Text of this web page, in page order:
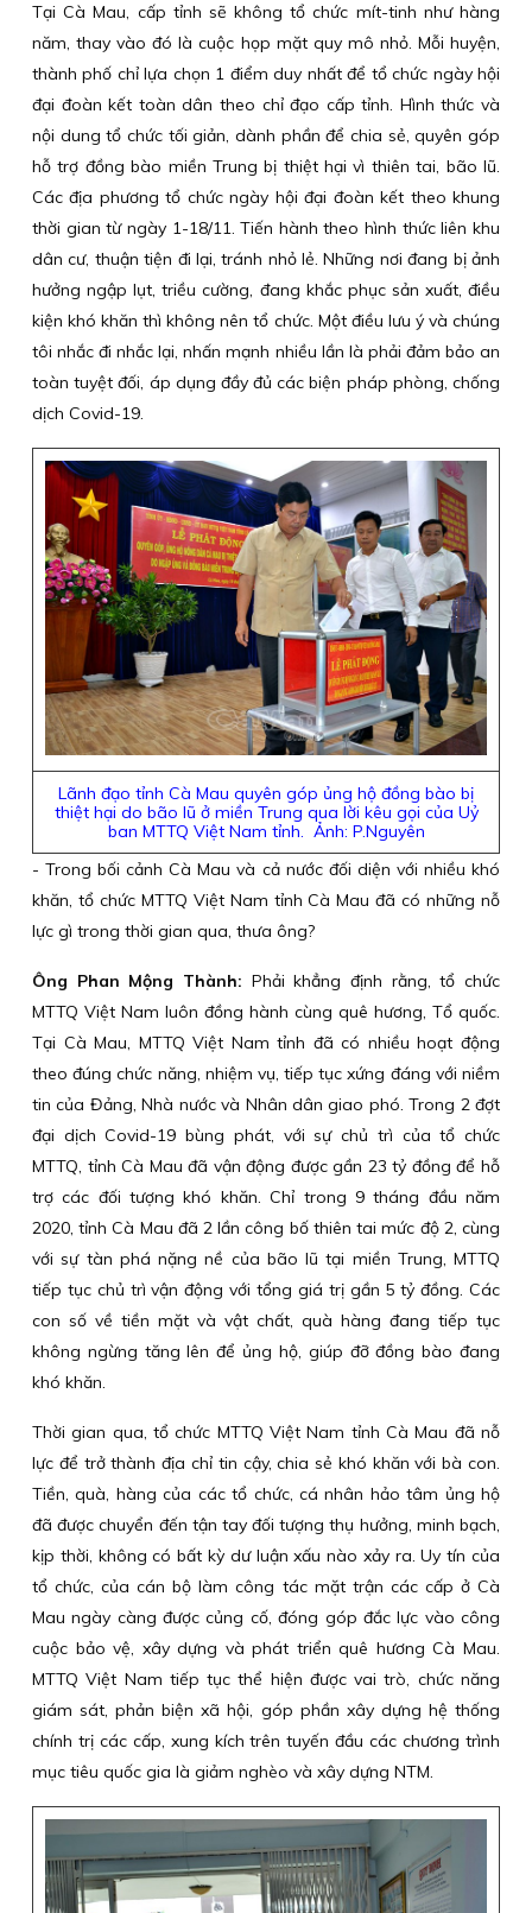
Tại Cà Mau, cấp tỉnh sẽ không tổ chức mít-tinh như hàng
năm, thay vào đó là cuộc họp mặt quy mô nhỏ. Mỗi huyện,
thành phố chỉ lựa chọn 1 điểm duy nhất để tổ chức ngày hội
đại đoàn kết toàn dân theo chỉ đạo cấp tỉnh. Hình thức và
nội dung tổ chức tối giản, dành phần để chia sẻ, quyên góp
hỗ trợ đồng bào miền Trung bị thiệt hại vì thiên tai, bão lũ.
Các địa phương tổ chức ngày hội đại đoàn kết theo khung
thời gian từ ngày 1-18/11. Tiến hành theo hình thức liên khu
dân cư, thuận tiện đi lại, tránh nhỏ lẻ. Những nơi đang bị ảnh
hưởng ngập lụt, triều cường, đang khắc phục sản xuất, điều
kiện khó khăn thì không nên tổ chức. Một điều lưu ý và chúng
tôi nhắc đi nhắc lại, nhấn mạnh nhiều lần là phải đảm bảo an
toàn tuyệt đối, áp dụng đầy đủ các biện pháp phòng, chống
dịch Covid-19.
Lãnh đạo tỉnh Cà Mau quyên góp ủng hộ đồng bào bị
thiệt hại do bão lũ ở miền Trung qua lời kêu gọi của Uỷ
ban MTTQ Việt Nam tỉnh. Ảnh: P.Nguyên
- Trong bối cảnh Cà Mau và cả nước đối diện với nhiều khó
khăn, tổ chức MTTQ Việt Nam tỉnh Cà Mau đã có những nỗ
lực gì trong thời gian qua, thưa ông?
Ông Phan Mộng Thành: Phải khẳng định rằng, tổ chức
MTTQ Việt Nam luôn đồng hành cùng quê hương, Tổ quốc.
Tại Cà Mau, MTTQ Việt Nam tỉnh đã có nhiều hoạt động
theo đúng chức năng, nhiệm vụ, tiếp tục xứng đáng với niềm
tin của Đảng, Nhà nước và Nhân dân giao phó. Trong 2 đợt
đại dịch Covid-19 bùng phát, với sự chủ trì của tổ chức
MTTQ, tỉnh Cà Mau đã vận động được gần 23 tỷ đồng để hỗ
trợ các đối tượng khó khăn. Chỉ trong 9 tháng đầu năm
2020, tỉnh Cà Mau đã 2 lần công bố thiên tai mức độ 2, cùng
với sự tàn phá nặng nề của bão lũ tại miền Trung, MTTQ
tiếp tục chủ trì vận động với tổng giá trị gần 5 tỷ đồng. Các
con số về tiền mặt và vật chất, quà hàng đang tiếp tục
không ngừng tăng lên để ủng hộ, giúp đỡ đồng bào đang
khó khăn.
Thời gian qua, tổ chức MTTQ Việt Nam tỉnh Cà Mau đã nỗ
lực để trở thành địa chỉ tin cậy, chia sẻ khó khăn với bà con.
Tiền, quà, hàng của các tổ chức, cá nhân hảo tâm ủng hộ
đã được chuyển đến tận tay đối tượng thụ hưởng, minh bạch,
kịp thời, không có bất kỳ dư luận xấu nào xảy ra. Uy tín của
tổ chức, của cán bộ làm công tác mặt trận các cấp ở Cà
Mau ngày càng được củng cố, đóng góp đắc lực vào công
cuộc bảo vệ, xây dựng và phát triển quê hương Cà Mau.
MTTQ Việt Nam tiếp tục thể hiện được vai trò, chức năng
giám sát, phản biện xã hội, góp phần xây dựng hệ thống
chính trị các cấp, xung kích trên tuyến đầu các chương trình
mục tiêu quốc gia là giảm nghèo và xây dựng NTM.